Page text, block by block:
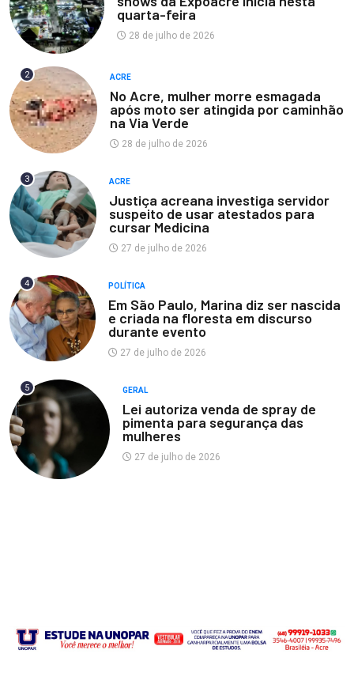
quarta-feira
28 de julho de 2026
2 ACRE
No Acre, mulher morre esmagada
após moto ser atingida por caminhão
na Via Verde
28 de julho de 2026
3 ACRE
Justiça acreana investiga servidor
suspeito de usar atestados para
cursar Medicina
27 de julho de 2026
4 POLÍTICA
Em São Paulo, Marina diz ser nascida
e criada na floresta em discurso
durante evento
27 de julho de 2026
5 GERAL
Lei autoriza venda de spray de
pimenta para segurança das
mulheres
27 de julho de 2026